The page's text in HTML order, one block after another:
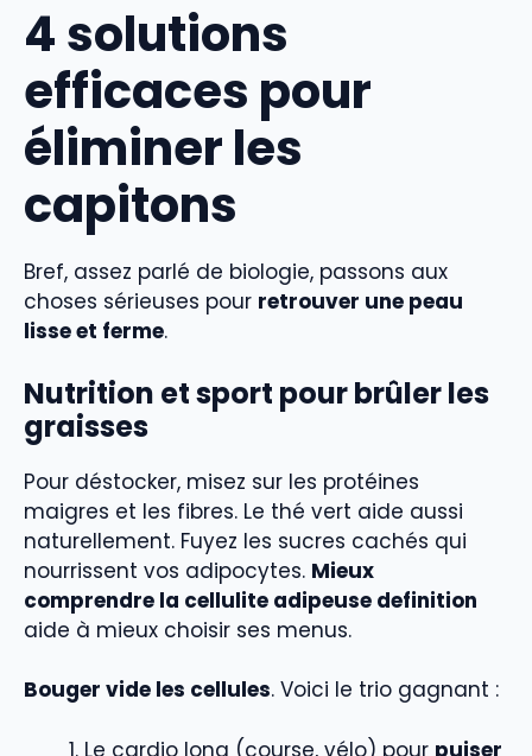
4 solutions
efficaces pour
éliminer les
capitons
Bref, assez parlé de biologie, passons aux
choses sérieuses pour retrouver une peau
lisse et ferme.
Nutrition et sport pour brûler les
graisses
Pour déstocker, misez sur les protéines
maigres et les fibres. Le thé vert aide aussi
naturellement. Fuyez les sucres cachés qui
nourrissent vos adipocytes. Mieux
comprendre la cellulite adipeuse definition
aide à mieux choisir ses menus.
Bouger vide les cellules. Voici le trio gagnant :
Le cardio long (course, vélo) pour puiser